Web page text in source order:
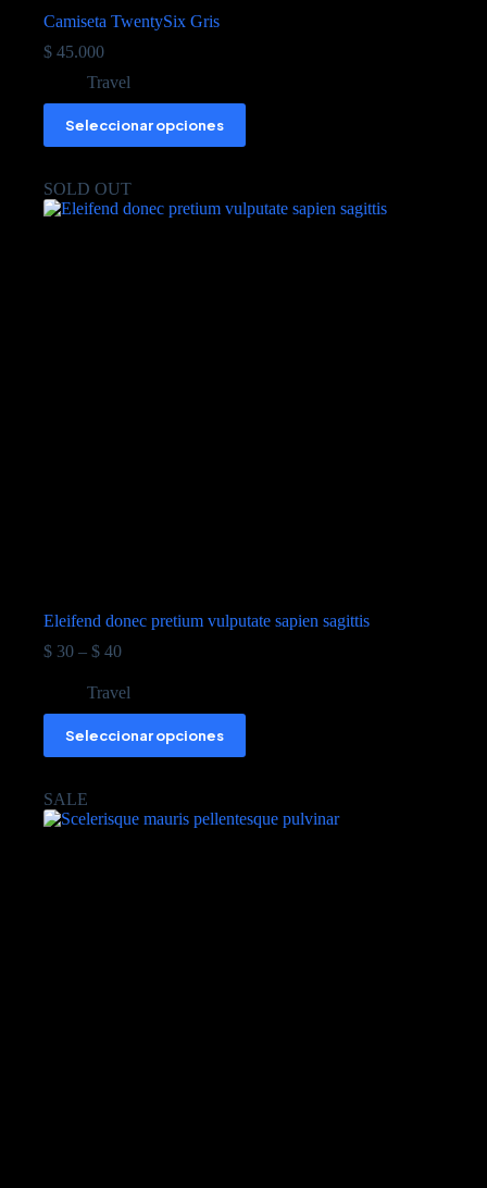
Camiseta TwentySix Gris
$ 45.000
Travel
Seleccionar opciones
SOLD OUT
Eleifend donec pretium vulputate sapien sagittis
$ 30 – $ 40
Travel
Seleccionar opciones
SALE